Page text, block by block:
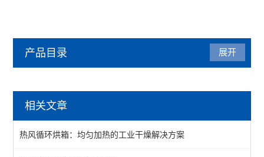
产品目录
热风循环烘箱
工业烘箱
展开
相关文章
热风循环烘箱：均匀加热的工业干燥解决方案